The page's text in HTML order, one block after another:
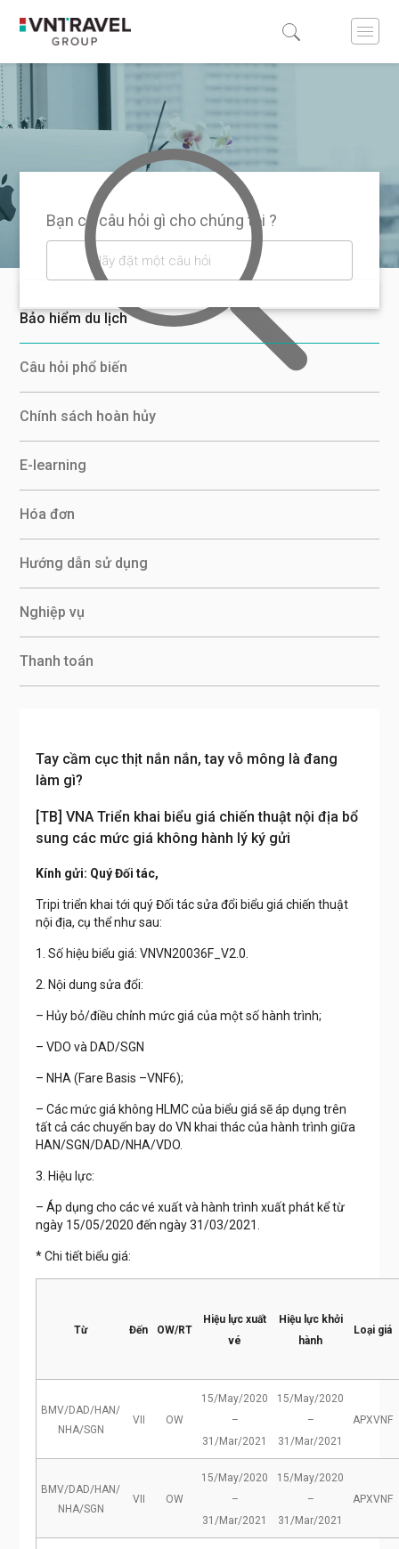
Bạn có câu hỏi gì cho chúng tôi ?
Bảo hiểm du lịch
Câu hỏi phổ biến
Chính sách hoàn hủy
E-learning
Hóa đơn
Hướng dẫn sử dụng
Nghiệp vụ
Thanh toán
Tay cầm cục thịt nắn nắn, tay vỗ mông là đang
làm gì?
[TB] VNA Triển khai biểu giá chiến thuật nội địa bổ
sung các mức giá không hành lý ký gửi
Kính gửi: Quý Đối tác,
Tripi triển khai tới quý Đối tác sửa đổi biểu giá chiến thuật
nội địa, cụ thể như sau:
1. Số hiệu biểu giá: VNVN20036F_V2.0.
2. Nội dung sửa đổi:
– Hủy bỏ/điều chỉnh mức giá của một số hành trình;
– VDO và DAD/SGN
– NHA (Fare Basis –VNF6);
– Các mức giá không HLMC của biểu giá sẽ áp dụng trên
tất cả các chuyến bay do VN khai thác của hành trình giữa
HAN/SGN/DAD/NHA/VDO.
3. Hiệu lực:
– Áp dụng cho các vé xuất và hành trình xuất phát kể từ
ngày 15/05/2020 đến ngày 31/03/2021.
* Chi tiết biểu giá:
Từ Đến OW/RT
Hiệu lực xuất
vé
Hiệu lực khởi
hành
Loại giá
BMV/DAD/HAN/
NHA/SGN
VII OW
15/May/2020
–
31/Mar/2021
15/May/2020
–
31/Mar/2021
APXVNF
BMV/DAD/HAN/
NHA/SGN
VII OW
15/May/2020
–
31/Mar/2021
15/May/2020
–
31/Mar/2021
APXVNF